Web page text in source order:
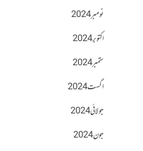
نومبر 2024
اکتوبر 2024
ستمبر 2024
اگست 2024
جولائی 2024
جون 2024